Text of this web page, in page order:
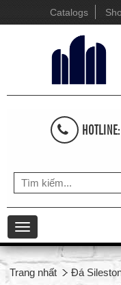
Catalogs
Toggle
navigation
Trang nhất Đá